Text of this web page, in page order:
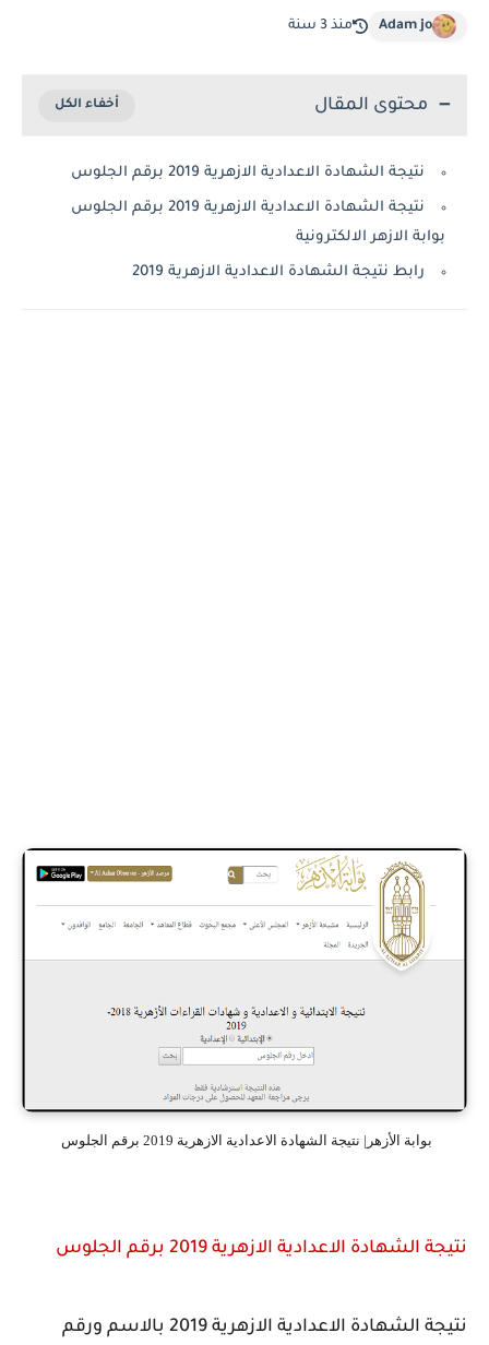
Adam jo منذ 3 سنة
محتوى المقال
نتيجة الشهادة الاعدادية الازهرية 2019 برقم الجلوس
نتيجة الشهادة الاعدادية الازهرية 2019 برقم الجلوس
بوابة الازهر الالكترونية
رابط نتيجة الشهادة الاعدادية الازهرية 2019
بوابة الأزهر| نتيجة الشهادة الاعدادية الازهرية 2019 برقم الجلوس
نتيجة الشهادة الاعدادية الازهرية 2019 برقم الجلوس
نتيجة الشهادة الاعدادية الازهرية 2019 بالاسم ورقم